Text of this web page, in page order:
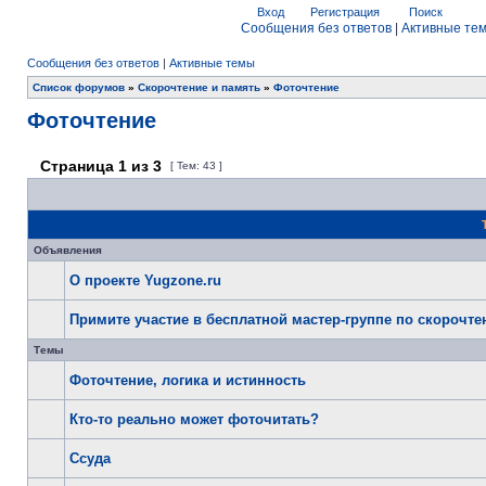
Вход Регистрация Поиск
Сообщения без ответов Активные
Сообщения без ответов | Активные темы
Список форумов » Скорочтение и память » Фоточтение
Фоточтение
Страница 1 из 3 [ Тем: 43 ]
Объявления
О проекте Yugzone.ru
Примите участие в бесплатной мастер-группе по
Темы
Фоточтение, логика и истинность
Кто-то реально может фоточитать?
Ссуда